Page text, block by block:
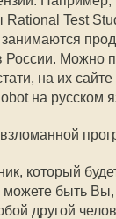
Rational Test
России. Можно
на их сайте
на русском
который
можете быть
другой